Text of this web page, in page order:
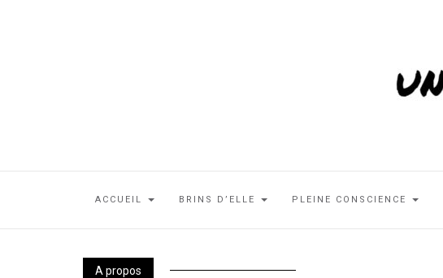
ACCUEIL BRINS D’ELLE PLEINE CONSCIENCE
A propos